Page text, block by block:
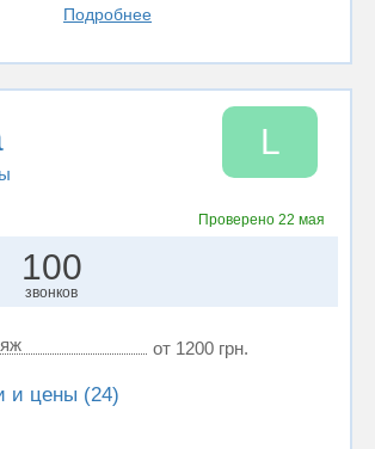
Подробнее
L
Проверено 22 мая
100
звонков
от 1200 грн.
и цены (24)